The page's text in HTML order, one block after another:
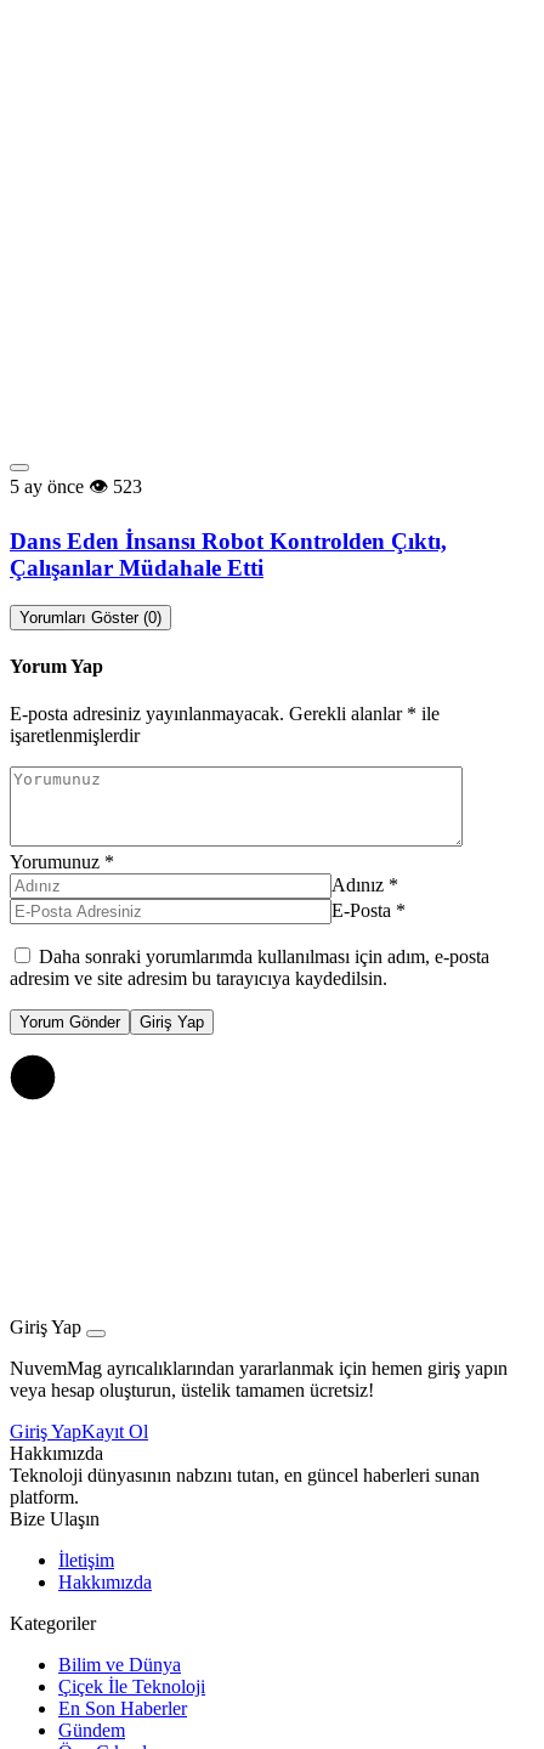
5 ay önce 523
Dans Eden İnsansı Robot Kontrolden Çıktı,
Çalışanlar Müdahale Etti
Yorumları Göster (0)
Yorum Yap
E-posta adresiniz yayınlanmayacak. Gerekli alanlar * ile
işaretlenmişlerdir
Yorumunuz *
Adınız *
E-Posta *
Daha sonraki yorumlarımda kullanılması için adım, e-posta
adresim ve site adresim bu tarayıcıya kaydedilsin.
Yorum Gönder Giriş Yap
Giriş Yap
NuvemMag ayrıcalıklarından yararlanmak için hemen giriş yapın
veya hesap oluşturun, üstelik tamamen ücretsiz!
Giriş YapKayıt Ol
Hakkımızda
Teknoloji dünyasının nabzını tutan, en güncel haberleri sunan
platform.
Bize Ulaşın
İletişim
Hakkımızda
Kategoriler
Bilim ve Dünya
Çiçek İle Teknoloji
En Son Haberler
Gündem